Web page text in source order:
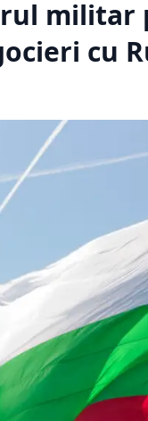
militar
cu